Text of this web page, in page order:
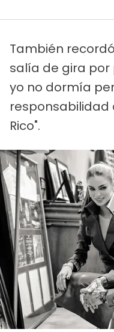
También
salía de gira por
yo no dormía
responsabilidad
Rico".